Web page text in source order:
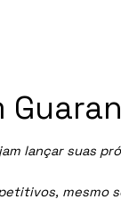
lançar suas
mesmo